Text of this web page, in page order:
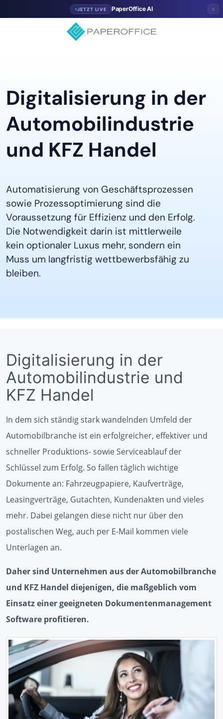
JETZT LIVE PaperOffice AI ×
Digitalisierung in der
Automobilindustrie
und KFZ Handel
Automatisierung von Geschäftsprozessen
sowie Prozessoptimierung sind die
Voraussetzung für Effizienz und den Erfolg.
Die Notwendigkeit darin ist mittlerweile
kein optionaler Luxus mehr, sondern ein
Muss um langfristig wettbewerbsfähig zu
bleiben.
Digitalisierung in der
Automobilindustrie und
KFZ Handel
In dem sich ständig stark wandelnden Umfeld der
Automobilbranche ist ein erfolgreicher, effektiver und
schneller Produktions- sowie Serviceablauf der
Schlüssel zum Erfolg. So fallen täglich wichtige
Dokumente an: Fahrzeugpapiere, Kaufverträge,
Leasingverträge, Gutachten, Kundenakten und vieles
mehr. Dabei gelangen diese nicht nur über den
postalischen Weg, auch per E-Mail kommen viele
Unterlagen an.
Daher sind Unternehmen aus der Automobilbranche
und KFZ Handel diejenigen, die maßgeblich vom
Einsatz einer geeigneten Dokumentenmanagement
Software profitieren.